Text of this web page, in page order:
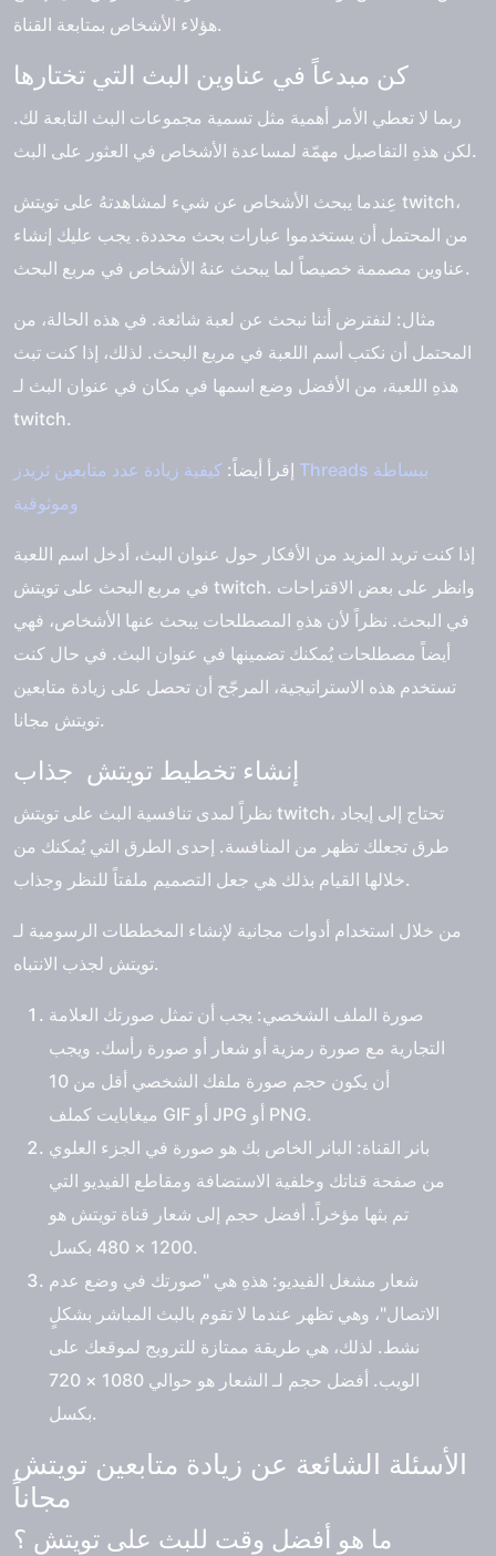
هؤلاء الأشخاص بمتابعة القناة.
كن مبدعاً في عناوين البث التي تختارها
ربما لا تعطي الأمر أهمية مثل تسمية مجموعات البث التابعة لك.
لكن هذهِ التفاصيل مهمّة لمساعدة الأشخاص في العثور على البث.
عِندما يبحث الأشخاص عن شيء لمشاهدتهُ على تويتش twitch،
من المحتمل أن يستخدموا عبارات بحث محددة. يجب عليك إنشاء
عناوين مصممة خصيصاً لما يبحث عنهُ الأشخاص في مربع البحث.
مثال: لنفترض أننا نبحث عن لعبة شائعة. في هذه الحالة، من
المحتمل أن نكتب أسم اللعبة في مربع البحث. لذلك، إذا كنت تبث
هذهِ اللعبة، من الأفضل وضع اسمها في مكان في عنوان البث لـ
twitch.
إقرأ أيضاً: كيفية زيادة عدد متابعين ثريدز Threads ببساطة
وموثوقية
إذا كنت تريد المزيد من الأفكار حول عنوان البث، أدخل اسم اللعبة
في مربع البحث على تويتش twitch. وانظر على بعض الاقتراحات
في البحث. نظراً لأن هذهِ المصطلحات يبحث عنها الأشخاص، فهي
أيضاً مصطلحات يُمكنك تضمينها في عنوان البث. في حال كنت
تستخدم هذه الاستراتيجية، المرجّح أن تحصل على زيادة متابعين
تويتش مجانا.
إنشاء تخطيط تويتش جذاب
نظراً لمدى تنافسية البث على تويتش twitch، تحتاج إلى إيجاد
طرق تجعلك تظهر من المنافسة. إحدى الطرق التي يُمكنك من
خلالها القيام بذلك هي جعل التصميم ملفتاً للنظر وجذاب.
من خلال استخدام أدوات مجانية لإنشاء المخططات الرسومية لـ
تويتش لجذب الانتباه.
صورة الملف الشخصي: يجب أن تمثل صورتك العلامة
التجارية مع صورة رمزية أو شعار أو صورة رأسك. ويجب
أن يكون حجم صورة ملفك الشخصي أقل من 10
ميغابايت كملف GIF أو JPG أو PNG.
بانر القناة: البانر الخاص بك هو صورة في الجزء العلوي
من صفحة قناتك وخلفية الاستضافة ومقاطع الفيديو التي
تم بثها مؤخراً. أفضل حجم إلى شعار قناة تويتش هو
1200 × 480 بكسل.
شعار مشغل الفيديو: هذهِ هي "صورتك في وضع عدم
الاتصال"، وهي تظهر عندما لا تقوم بالبث المباشر بشكلٍ
نشط. لذلك، هي طريقة ممتازة للترويج لموقعك على
الويب. أفضل حجم لـ الشعار هو حوالي 1080 × 720
بكسل.
الأسئلة الشائعة عن زيادة متابعين تويتش
مجاناً
ما هو أفضل وقت للبث على تويتش ؟